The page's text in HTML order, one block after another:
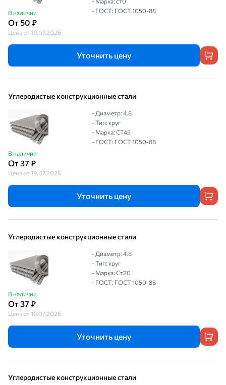
В наличии
От 50 ₽
Цена от 19.07.2026
- ГОСТ: ГОСТ 1050-88
Уточнить цену
Углеродистые конструкционные стали
В наличии
От 37 ₽
Цена от 19.07.2026
- Диаметр: 4.8
- Тип: круг
- Марка: СТ45
- ГОСТ: ГОСТ 1050-88
Уточнить цену
Углеродистые конструкционные стали
В наличии
От 37 ₽
Цена от 19.07.2026
- Диаметр: 4.8
- Тип: круг
- Марка: Ст20
- ГОСТ: ГОСТ 1050-88
Уточнить цену
Углеродистые конструкционные стали